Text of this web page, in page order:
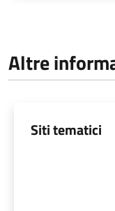
Altre
Siti tematici